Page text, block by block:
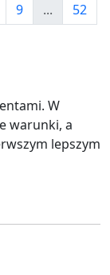
9 ...
52
W
warunki, a
lepszym